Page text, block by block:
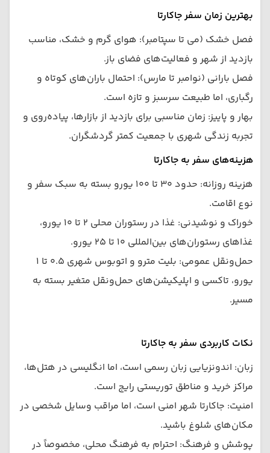
بهترین زمان سفر جاکارتا
فصل خشک (می تا سپتامبر): هوای گرم و خشک، مناسب
بازدید از شهر و فعالیت‌های فضای باز.
فصل بارانی (نوامبر تا مارس): احتمال باران‌های کوتاه و
رگباری، اما طبیعت سرسبز و تازه است.
بهار و پاییز: زمان مناسبی برای بازدید از بازارها، پیاده‌روی و
تجربه زندگی شهری با جمعیت کمتر گردشگران.
هزینه‌های سفر به جاکارتا
هزینه روزانه: حدود ۳۰ تا ۱۰۰ یورو بسته به سبک سفر و
نوع اقامت.
خوراک و نوشیدنی: غذا در رستوران محلی ۲ تا ۱۰ یورو،
غذاهای رستوران‌های بین‌المللی ۱۰ تا ۲۵ یورو.
حمل‌ونقل عمومی: بلیت مترو و اتوبوس شهری ۰.۵ تا ۱
یورو، تاکسی و اپلیکیشن‌های حمل‌ونقل متغیر بسته به
مسیر.
نکات کاربردی سفر به جاکارتا
زبان: اندونزیایی زبان رسمی است، اما انگلیسی در هتل‌ها،
مراکز خرید و مناطق توریستی رایج است.
امنیت: جاکارتا شهر امنی است، اما مراقب وسایل شخصی در
مکان‌های شلوغ باشید.
پوشش و فرهنگ: احترام به فرهنگ محلی، مخصوصاً در